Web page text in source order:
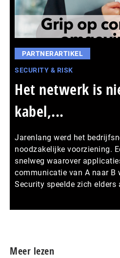
PARTNERARTIKEL
SECURITY & RISK
Het netwerk is
kabel,...
Jarenlang werd het
noodzakelijke voorziening.
snelweg waarover
communicatie van A naar B
Security speelde zich elders
Meer lezen